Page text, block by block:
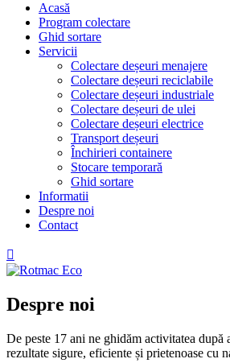
Acasă
Program colectare
Ghid sortare
Servicii
Colectare deșeuri menajere
Colectare deșeuri reciclabile
Colectare deșeuri industriale
Colectare deșeuri de ulei
Colectare deșeuri electrice
Transport deșeuri
Închirieri containere
Stocare temporară
Ghid sortare
Informatii
Despre noi
Contact
Despre noi
De peste 17 ani ne ghidăm activitatea după
rezultate sigure, eficiente și prietenoase cu